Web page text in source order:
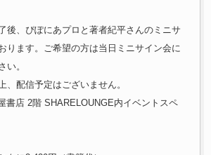
後、ぴぽにあプロと著者紀平さんのミニサ
ります。ご希望の方は当日ミニサイン会に
い。
、配信予定はございません。
店 2階 SHARELOUNGE内イベントスペ